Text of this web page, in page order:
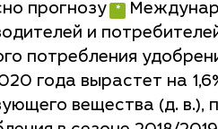
прогнозу
и
потребления
года вырастет на
вещества (д. в.),